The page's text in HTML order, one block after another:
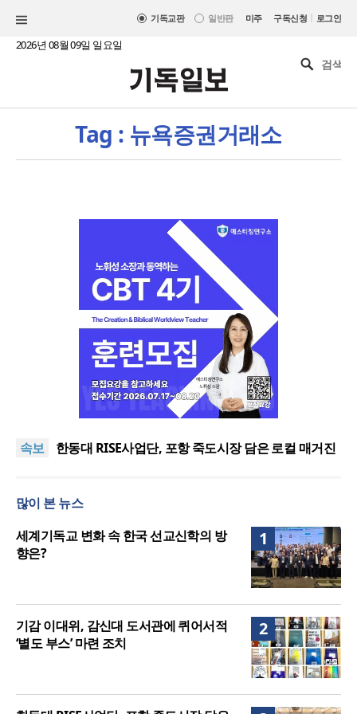
기독교판 일반판 미주 구독신청 | 로그인
2026년 08월 09일 일요일
Tag : 뉴욕증권거래소
속보
느헤미야 연합기도회, ‘왕의 기도’로 나라·한국교회·다
여”
한동대 RISE사업단, 포항 죽도시장 담은 로컬 매거진
느헤미야 연합기도회, ‘왕의 기도’로 나라·한국교회·다
세기총 “자유를 지키며 하나 된 희망의 미래를 향하
여”
많이 본 뉴스
1
세계기독교 변화 속 한국 선교신학의 방
향은?
2
기감 이대위, 감신대 도서관에 퀴어서적
‘별도 부스’ 마련 조치